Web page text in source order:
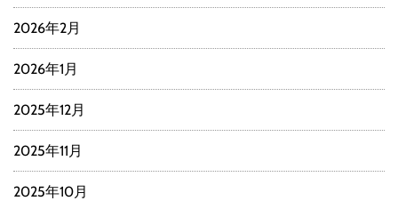
2026年2月
2026年1月
2025年12月
2025年11月
2025年10月